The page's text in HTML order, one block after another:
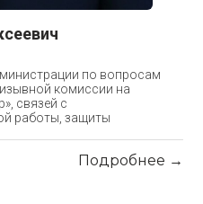
по вопросам
комиссии на
связей с
работы, защиты
Подробнее →